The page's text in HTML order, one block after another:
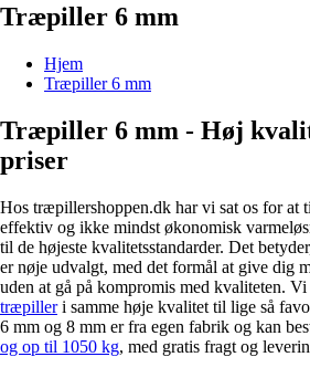
Træpiller 6 mm
Hjem
Træpiller 6 mm
Træpiller 6 mm - Høj
priser
Hos træpillershoppen.dk har vi sat os for at
effektiv og ikke mindst økonomisk
til de højeste kvalitetsstandarder. Det
er nøje udvalgt, med det formål at give dig
uden at gå på kompromis med kvaliteten.
træpilleri samme høje kvalitet til lige så
6 mm og 8 mm er fra egen fabrik og kan
og op til 1050 kg, med gratis fragt og